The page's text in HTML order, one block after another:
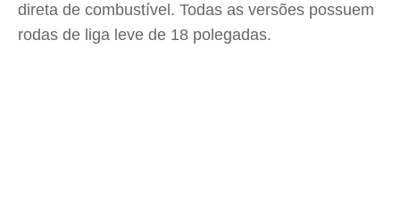
direta de combustível. Todas as versões possuem
rodas de liga leve de 18 polegadas.